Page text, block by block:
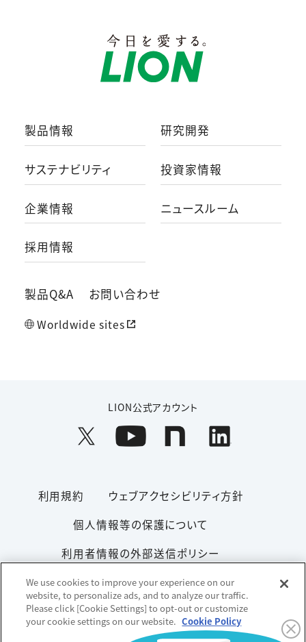
製品情報 研究開発
サステナビリティ 投資家情報
企業情報 ニュースルーム
採用情報
製品Q&A お問い合わせ
Worldwide sites
LION公式アカウント
利用規約
ウェブアクセシビリティ方針
個人情報等の保護について
利用者情報の外部送信ポリシー
ソーシャルメディアポリシー
サイトマップ
Copyright© 1996-2026 Lion Corporation. All rights reserved.
We use cookies to improve your experience on our
website, to personalize ads, and to analyze our traffic.
Please click [Cookie Settings] to opt-out or customize
your cookie settings on our website. Cookie Policy